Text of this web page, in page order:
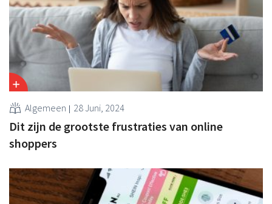
Algemeen 28 Juni, 2024
Dit zijn de grootste frustraties van online
shoppers